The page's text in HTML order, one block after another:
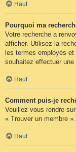
Haut
Pourquoi ma
Votre recherche a
afficher. Utilisez la
les termes employés
souhaitez effectuer une
Haut
Comment puis-je
Veuillez vous rendre
« Trouver un membre ».
Haut